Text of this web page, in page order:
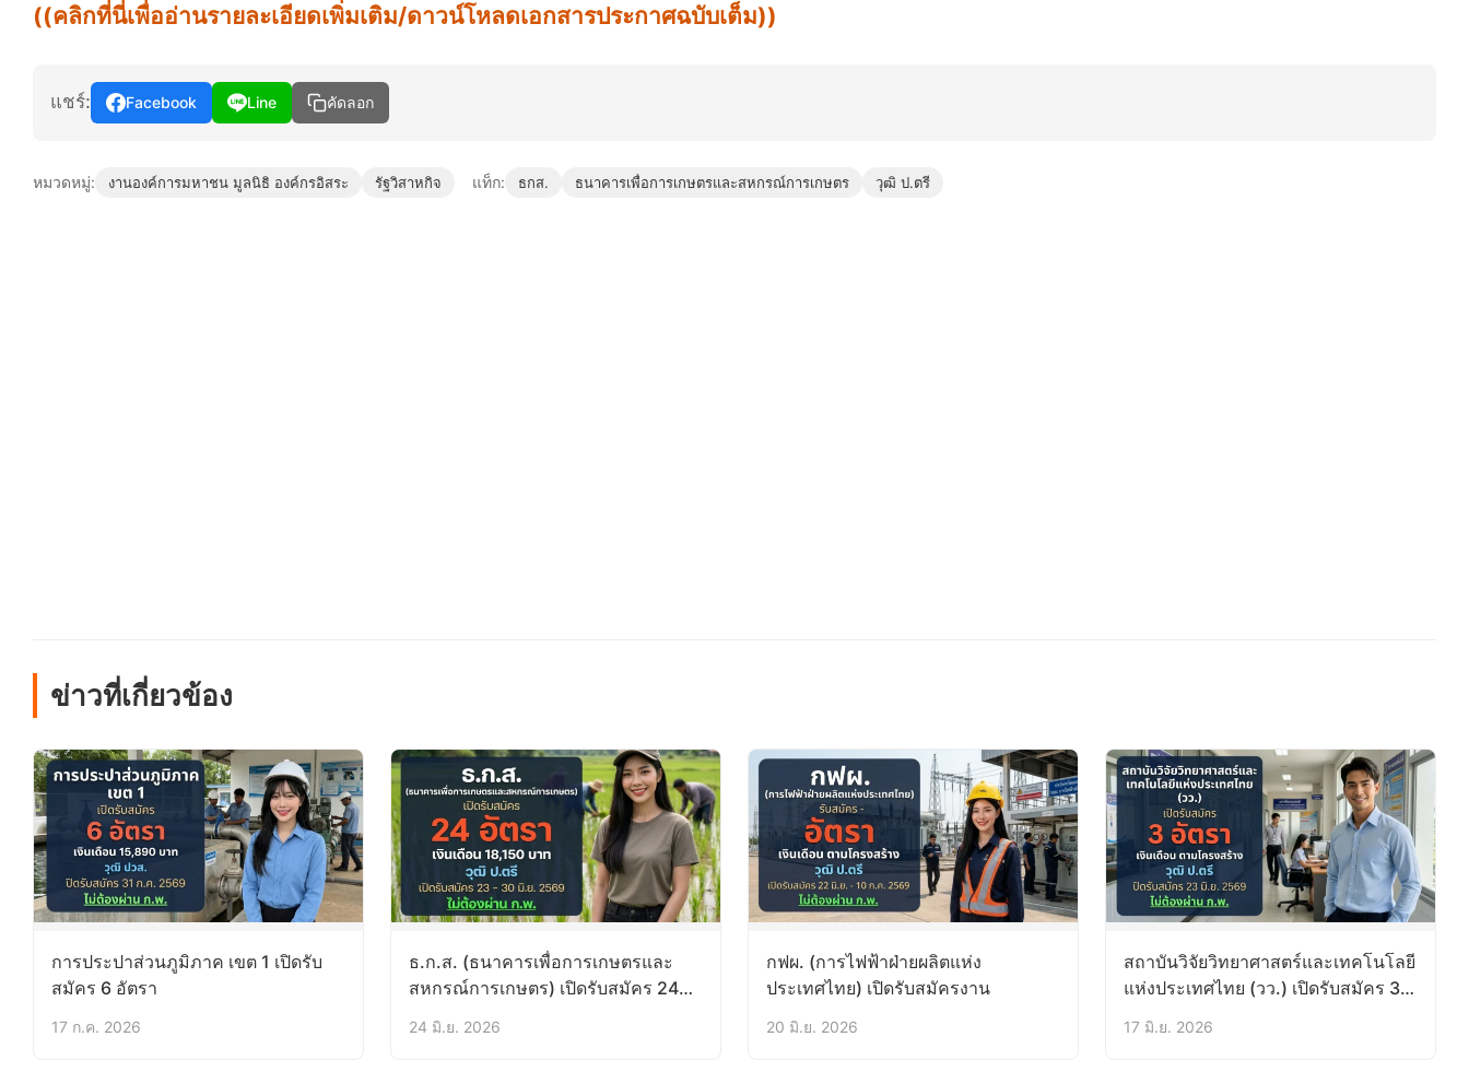
((คลิกที่นี่เพื่ออ่านรายละเอียดเพิ่มเติม/ดาวน์โหลดเอกสารประกาศฉบับเต็ม))
แชร์: Facebook Line คัดลอก
หมวดหมู่: งานองค์การมหาชน มูลนิธิ องค์กรอิสระ รัฐวิสาหกิจ แท็ก: ธกส. ธนาคารเพื่อการเกษตรและสหกรณ์การเกษตร วุฒิ ป.ตรี
ข่าวที่เกี่ยวข้อง
การประปาส่วนภูมิภาค เขต 1 เปิดรับ
สมัคร 6 อัตรา
17 ก.ค. 2026
ธ.ก.ส. (ธนาคารเพื่อการเกษตรและ
สหกรณ์การเกษตร) เปิดรับสมัคร 24
24 มิ.ย. 2026
กฟผ. (การไฟฟ้าฝ่ายผลิตแห่ง
ประเทศไทย) เปิดรับสมัครงาน
20 มิ.ย. 2026
สถาบันวิจัยวิทยาศาสตร์และเทคโนโลยี
แห่งประเทศไทย (วว.) เปิดรับสมัคร 3
17 มิ.ย. 2026